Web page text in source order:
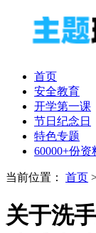
首页
安全教育
开学第一课
节日纪念日
特色专题
60000+份资
当前位置： 首页
关于洗